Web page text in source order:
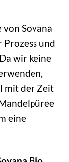
von Soyana
und
wir keine
mit der Zeit
eine